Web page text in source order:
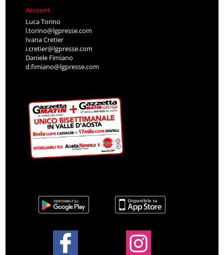
Account
Luca Torino
l.torino@lgpresse.com
Ivana Cretier
i.cretier@lgpresse.com
Daniele Fimiano
d.fimiano@lgpresse.com